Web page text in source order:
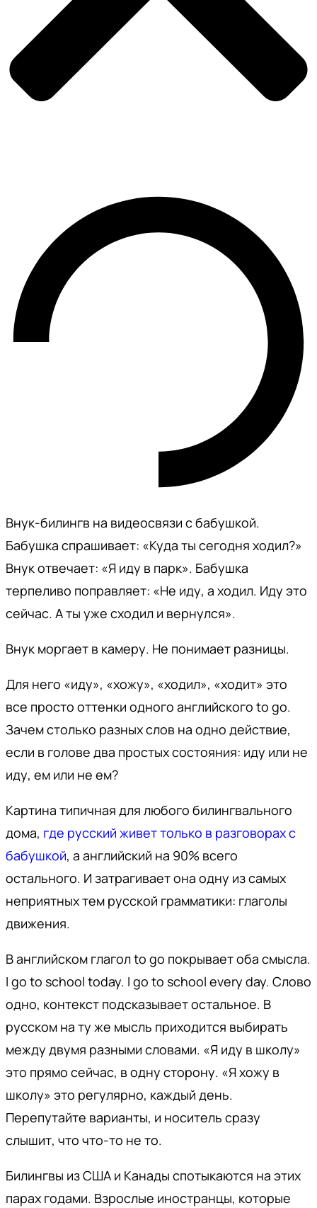
Внук-билингв на видеосвязи с бабушкой.
Бабушка спрашивает: «Куда ты сегодня ходил?»
Внук отвечает: «Я иду в парк». Бабушка
терпеливо поправляет: «Не иду, а ходил. Иду это
сейчас. А ты уже сходил и вернулся».
Внук моргает в камеру. Не понимает разницы.
Для него «иду», «хожу», «ходил», «ходит» это
все просто оттенки одного английского to go.
Зачем столько разных слов на одно действие,
если в голове два простых состояния: иду или не
иду, ем или не ем?
Картина типичная для любого билингвального
дома, где русский живет только в разговорах с
бабушкой, а английский на 90% всего
остального. И затрагивает она одну из самых
неприятных тем русской грамматики: глаголы
движения.
В английском глагол to go покрывает оба смысла.
I go to school today. I go to school every day. Слово
одно, контекст подсказывает остальное. В
русском на ту же мысль приходится выбирать
между двумя разными словами. «Я иду в школу»
это прямо сейчас, в одну сторону. «Я хожу в
школу» это регулярно, каждый день.
Перепутайте варианты, и носитель сразу
слышит, что что-то не то.
Билингвы из США и Канады спотыкаются на этих
парах годами. Взрослые иностранцы, которые